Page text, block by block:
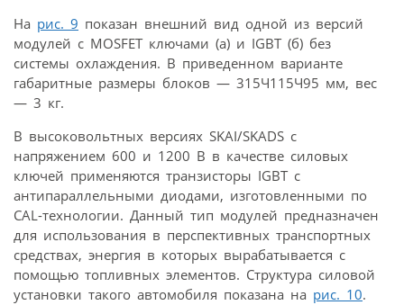
На рис. 9 показан внешний вид одной из версий
модулей с MOSFET ключами (а) и IGBT (б) без
системы охлаждения. В приведенном варианте
габаритные размеры блоков — 315Ч115Ч95 мм, вес
— 3 кг.
В высоковольтных версиях SKAI/SKADS с
напряжением 600 и 1200 В в качестве силовых
ключей применяются транзисторы IGBT с
антипараллельными диодами, изготовленными по
CAL-технологии. Данный тип модулей предназначен
для использования в перспективных транспортных
средствах, энергия в которых вырабатывается с
помощью топливных элементов. Структура силовой
установки такого автомобиля показана на рис. 10.